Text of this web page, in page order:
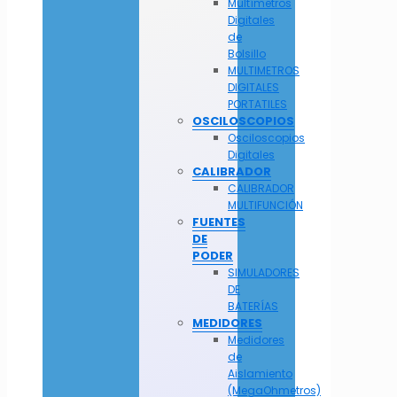
Multímetros
Digitales
de
Bolsillo
MULTIMETROS
DIGITALES
PORTATILES
OSCILOSCOPIOS
Osciloscopios
Digitales
CALIBRADOR
CALIBRADOR
MULTIFUNCIÓN
FUENTES
DE
PODER
SIMULADORES
DE
BATERÍAS
MEDIDORES
Medidores
de
Aislamiento
(MegaOhmetros)